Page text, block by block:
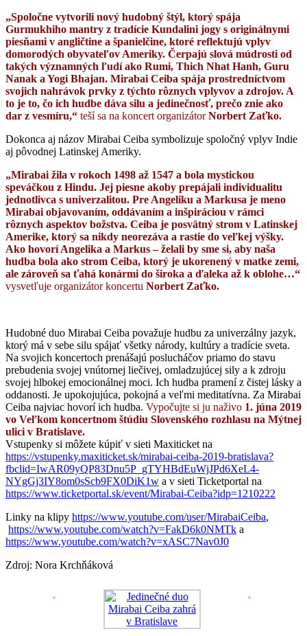
„Spoločne vytvorili nový hudobný štýl, ktorý spája
Gurmukhiho mantry z tradície Kundalini jogy s originálnymi
piesňami v angličtine a španielčine, ktoré reflektujú vplyv
domorodých obyvateľov Ameriky. Čerpajú slová múdrosti od
takých významných ľudí ako Rumi, Thich Nhat Hanh, Guru
Nanak a Yogi Bhajan. Mirabai Ceiba spája prostredníctvom
svojich nahrávok prvky z týchto rôznych vplyvov a zdrojov. A
to je to, čo ich hudbe dáva silu a jedinečnosť, prečo znie ako
dar z vesmíru,“ teší sa na koncert organizátorNorbert Zaťko.
Dokonca aj názov Mirabai Ceiba symbolizuje spoločný vplyv Indie
aj pôvodnej Latinskej Ameriky.
„Mirabai žila v rokoch 1498 až 1547 a bola mystickou
speváčkou z Hindu. Jej piesne akoby prepájali individualitu
jednotlivca s univerzalitou. Pre Angeliku a Markusa je meno
Mirabai objavovaním, oddávaním a inšpiráciou v rámci
rôznych aspektov božstva. Ceiba je posvätný strom v Latinskej
Amerike, ktorý sa nikdy neorezáva a rastie do veľkej výšky.
Ako hovorí Angelika a Markus – želali by sme si, aby naša
hudba bola ako strom Ceiba, ktorý je ukorenený v matke zemi,
ale zároveň sa ťahá konármi do široka a ďaleka až k oblohe…“
vysvetľuje organizátor koncertu Norbert Zaťko.
Hudobné duo Mirabai Ceiba považuje hudbu za univerzálny jazyk,
ktorý má v sebe silu spájať všetky národy, kultúry a tradície sveta.
Na svojich koncertoch prenášajú poslucháčov priamo do stavu
prebudenia svojej vnútornej liečivej, omladzujúcej sily a k zdroju
svojej hlbokej emocionálnej moci. Ich hudba pramení z čistej lásky a
oddanosti. Je upokojujúca, pokojná a veľmi meditatívna. Za Mirabai
Ceiba najviac hovorí ich hudba. Vypočujte si ju naživo 1. júna 2019
vo Veľkom koncertnom štúdiu Slovenského rozhlasu na Mýtnej
ulici v Bratislave.
Vstupenky si môžete kúpiť v sieti Maxiticket na
https://vstupenky.maxiticket.sk/mirabai-ceiba-2019-bratislava?
fbclid=IwAR09yQP83Dnu5P_gTYHBdEuWjJPd6XeL4-
NYgGj3IY8om0sScb9FX0DiK1w a v sieti Ticketportal na
https://www.ticketportal.sk/event/Mirabai-Ceiba?idp=1210222
Linky na klipy https://www.youtube.com/user/MirabaiCeiba,
https://www.youtube.com/watch?v=FakD6k0NMTk a
https://www.youtube.com/watch?v=xASC7Nav0J0
Zdroj: Nora Krchňáková